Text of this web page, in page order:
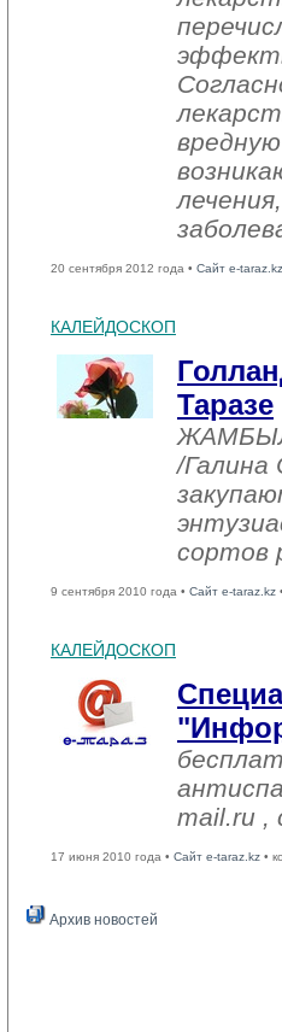
20 сентября 2012 года • Сайт e-taraz.kz
КАЛЕЙДОСКОП
Таразе
/Галина
сортов
9 сентября 2010 года • Сайт e-taraz.kz
КАЛЕЙДОСКОП
mail.ru ,
17 июня 2010 года • Сайт e-taraz.kz •
Архив новостей